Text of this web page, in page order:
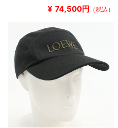
¥ 74,500円 （税込）